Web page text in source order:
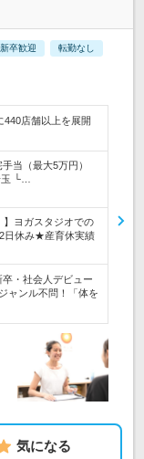
卒歓迎 転勤なし
440店舗以上を展開
当（最大5万円）
玉 └…
】ヨガスタジオでの
日休み★産育休実績
・社会人デビュー
ャンル不問！「体を
気になる